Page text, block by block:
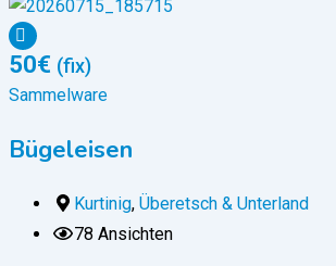
50€ (fix)
Sammelware
Bügeleisen
Kurtinig, Überetsch & Unterland
78 Ansichten